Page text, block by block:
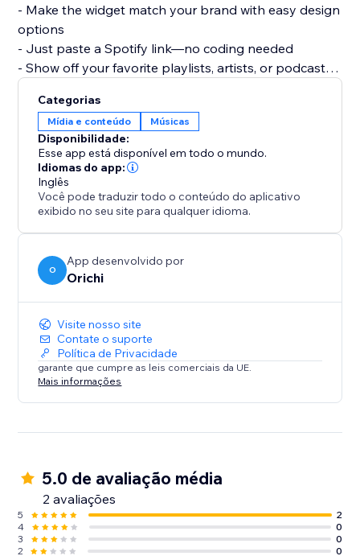
- Make the widget match your brand with easy design
options
- Just paste a Spotify link—no coding needed
- Show off your favorite playlists, artists, or podcasts
Categorias
Mídia e conteúdo Músicas
Disponibilidade:
Esse app está disponível em todo o mundo.
Idiomas do app:
Inglês
Você pode traduzir todo o conteúdo do aplicativo
exibido no seu site para qualquer idioma.
O
App desenvolvido por
Orichi
Visite nosso site
Contate o suporte
Política de Privacidade
garante que cumpre as leis comerciais da UE.
Mais informações
5.0 de avaliação média
2 avaliações
5
2
4
0
3
0
2
0